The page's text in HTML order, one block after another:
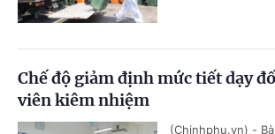
Chế độ giảm định mức tiết dạy
viên kiêm nhiệm
(Chinhphu.vn) -